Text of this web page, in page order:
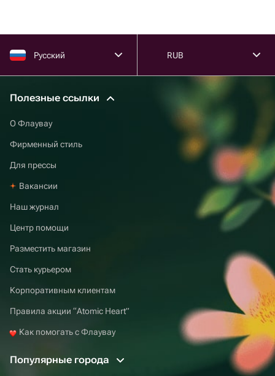
Русский RUB
Полезные ссылки
О Флаувау
Фирменный стиль
Для прессы
Вакансии
Наш журнал
Центр помощи
Разместить магазин
Стать курьером
Корпоративным клиентам
Правила акции “Atomic Heart”
Как помогать с Флаувау
Популярные города